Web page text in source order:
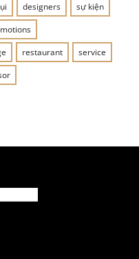
designers
sự kiện
restaurant
service